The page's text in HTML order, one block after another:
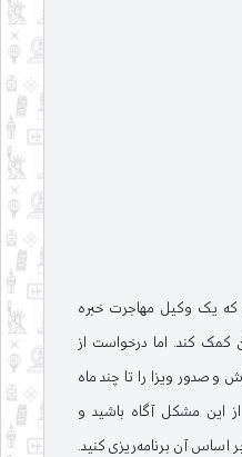
که یک وکیل مهاجرت خبره
کمک کند. اما درخواست از
و صدور ویزا را تا چند ماه
از این مشکل آگاه باشید و
اساس آن برنامه‌ریزی کنید.